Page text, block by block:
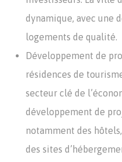
dynamique, avec une
logements de qualité.
Développement de
résidences de
secteur clé de
développement de
notamment des
des sites